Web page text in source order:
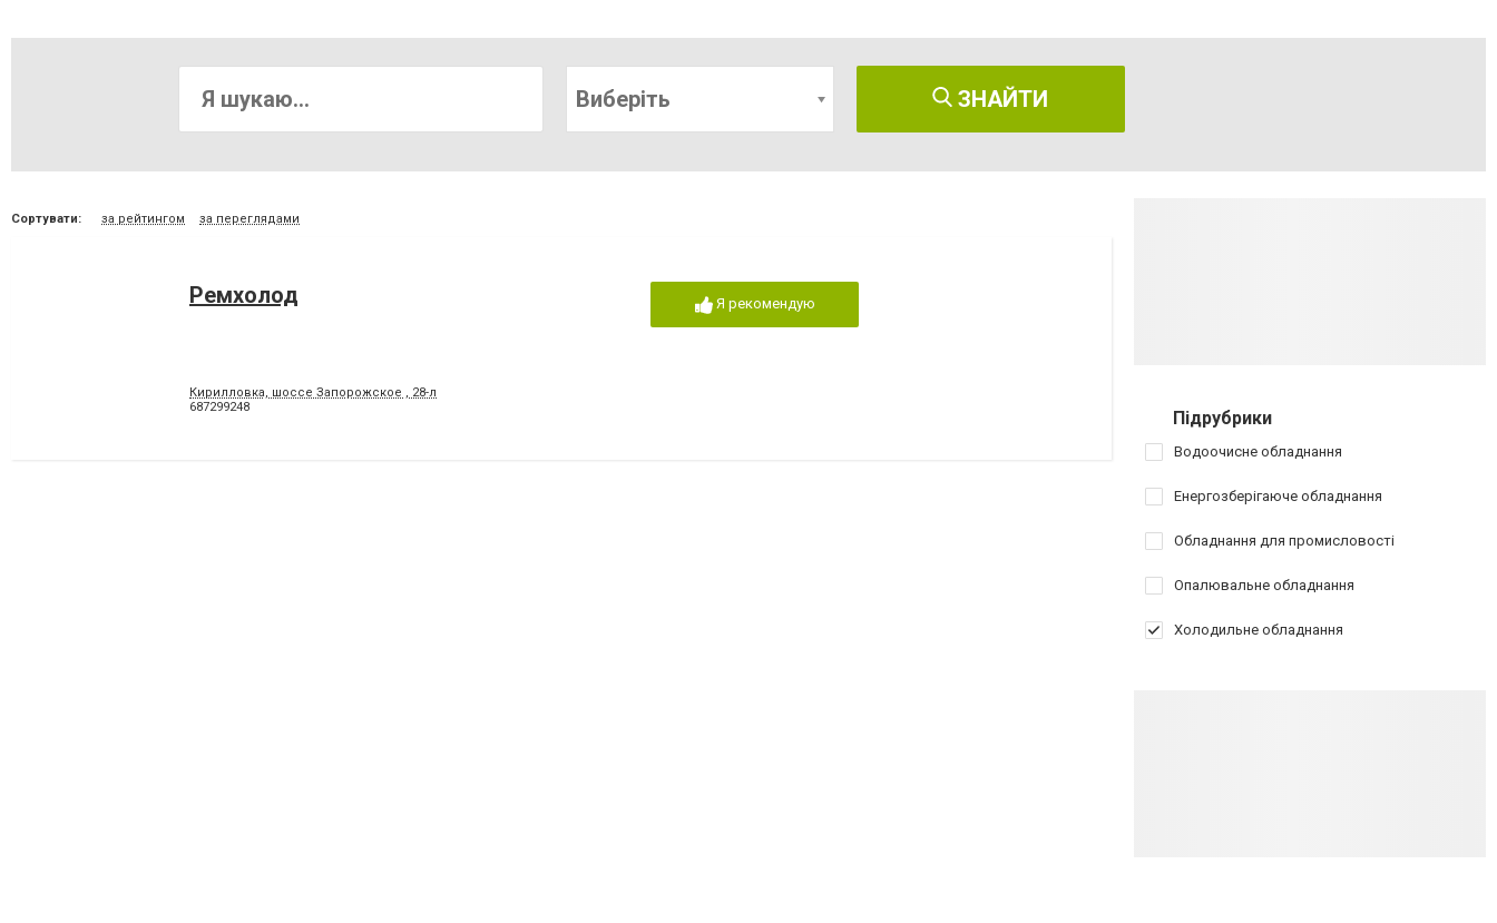
Виберіть ЗНАЙТИ
Сортувати: за рейтингом за переглядами
Ремхолод
Кирилловка, шоссе Запорожское , 28-л
687299248
Я рекомендую
Підрубрики
Водоочисне обладнання
Енергозберігаюче обладнання
Обладнання для промисловості
Опалювальне обладнання
Холодильне обладнання